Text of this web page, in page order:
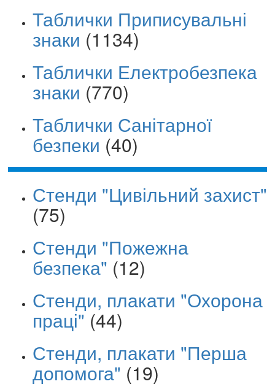
Таблички Приписувальні
знаки (1134)
Таблички Електробезпека
знаки (770)
Таблички Санітарної
безпеки (40)
Стенди "Цивільний захист"
(75)
Стенди "Пожежна
безпека" (12)
Стенди, плакати "Охорона
праці" (44)
Стенди, плакати "Перша
допомога" (19)